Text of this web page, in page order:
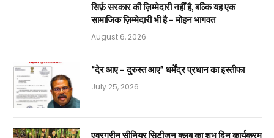
सिर्फ़ सरकार की ज़िम्मेदारी नहीं है, बल्कि यह एक
सामाजिक ज़िम्मेदारी भी है – मोहन भागवत
August 6, 2026
“देर आए – दुरुस्त आए” धर्मेंद्र प्रधान का इस्तीफा
July 25, 2026
एवरग्रीन सीनियर सिटीजन क्लब का शुभ दिन कार्यक्रम